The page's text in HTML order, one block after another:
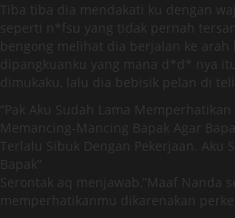
Tiba tiba dia mendakati ku dengan
seperti n*fsu yang tidak pernah
bengong melihat dia berjalan ke
dipangkuanku yang mana d*d* nya
dimukaku, lalu dia bebisik pelan di
“Pak Aku Sudah Lama Memperhatikan
Memancing-Mancing Bapak Agar
Terlalu Sibuk Dengan Pekerjaan. Aku
Bapak”
Serontak aq menjawab,”Maaf Nanda
memperhatikanmu dikarenakan